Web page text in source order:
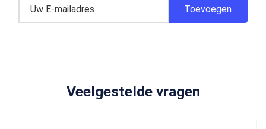
Veelgestelde vragen